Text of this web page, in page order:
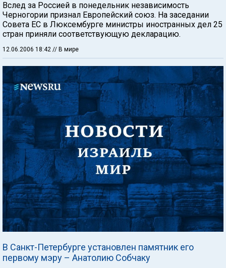
Вслед за Россией в понедельник независимость
Черногории признал Европейский союз. На заседании
Совета ЕС в Люксембурге министры иностранных дел 25
стран приняли соответствующую декларацию.
12.06.2006 18:42 // В мире
В Санкт-Петербурге установлен памятник его
первому мэру – Анатолию Собчаку